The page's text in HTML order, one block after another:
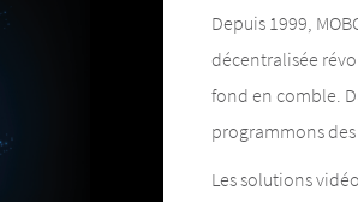
Depuis 1999,
décentralisée
fond en comble.
programmons
Les solutions